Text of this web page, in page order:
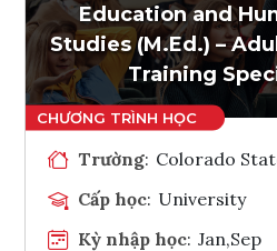
Education and
Studies (M.Ed.) –
Training
Trường: Colorado
Cấp học: University
Kỳ nhập học: Jan,Sep